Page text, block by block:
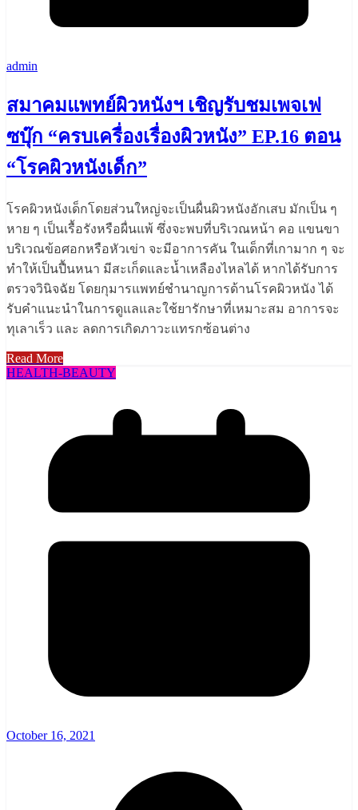
admin
สมาคมแพทย์ผิวหนังฯ เชิญรับชมเพจเฟ
ซบุ๊ก “ครบเครื่องเรื่องผิวหนัง” EP.16 ตอน
“โรคผิวหนังเด็ก”
โรคผิวหนังเด็กโดยส่วนใหญ่จะเป็นผื่นผิวหนังอักเสบ มักเป็น ๆ
หาย ๆ เป็นเรื้อรังหรือผื่นแพ้ ซึ่งจะพบที่บริเวณหน้า คอ แขนขา
บริเวณข้อศอกหรือหัวเข่า จะมีอาการคัน ในเด็กที่เกามาก ๆ จะ
ทำให้เป็นปื้นหนา มีสะเก็ดและน้ำเหลืองไหลได้ หากได้รับการ
ตรวจวินิจฉัย โดยกุมารแพทย์ชำนาญการด้านโรคผิวหนัง ได้
รับคำแนะนำในการดูแลและใช้ยารักษาที่เหมาะสม อาการจะ
ทุเลาเร็ว และ ลดการเกิดภาวะแทรกซ้อนต่าง
Read More
HEALTH​-BEAUTY
October 16, 2021